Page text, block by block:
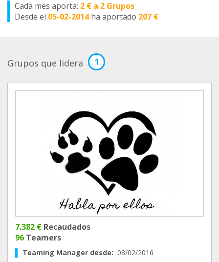
Cada mes aporta: 2 € a 2 Grupos
Desde el 05-02-2014 ha aportado 207 €
Grupos que lidera 1
7.382 € Recaudados
96 Teamers
Teaming Manager desde: 08/02/2016